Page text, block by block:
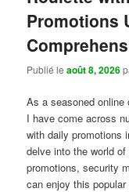
Promotions
Publié leaoût 8, 2026
As a seasoned online
I have come across
with daily promotions
delve into the world
promotions, security
can enjoy this popular